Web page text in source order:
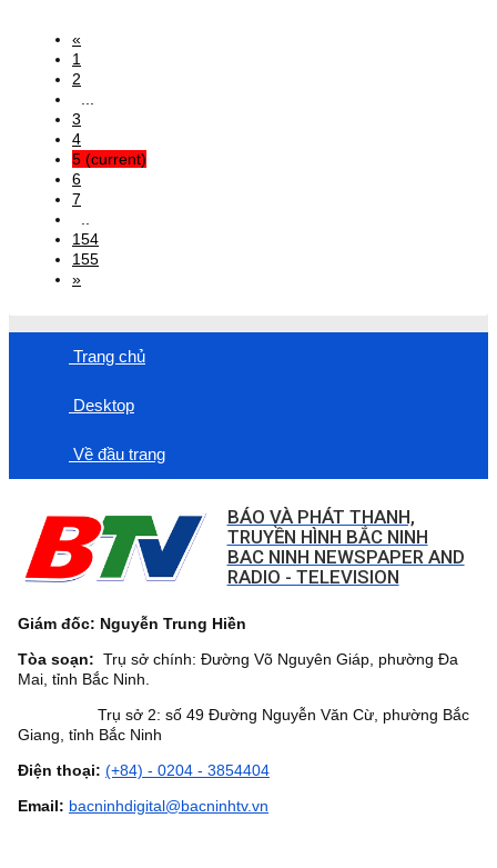
«
1
2
3
4
5 (current)
6
7
154
155
»
Trang chủ
Desktop
Về đầu trang
BÁO VÀ PHÁT THANH,
TRUYỀN HÌNH BẮC NINH
BAC NINH NEWSPAPER AND
RADIO - TELEVISION
Giám đốc: Nguyễn Trung Hiền
Tòa soạn: Trụ sở chính: Đường Võ Nguyên Giáp, phường Đa
Mai, tỉnh Bắc Ninh.
Trụ sở 2: số 49 Đường Nguyễn Văn Cừ, phường Bắc
Giang, tỉnh Bắc Ninh
Điện thoại: (+84) - 0204 - 3854404
Email: bacninhdigital@bacninhtv.vn